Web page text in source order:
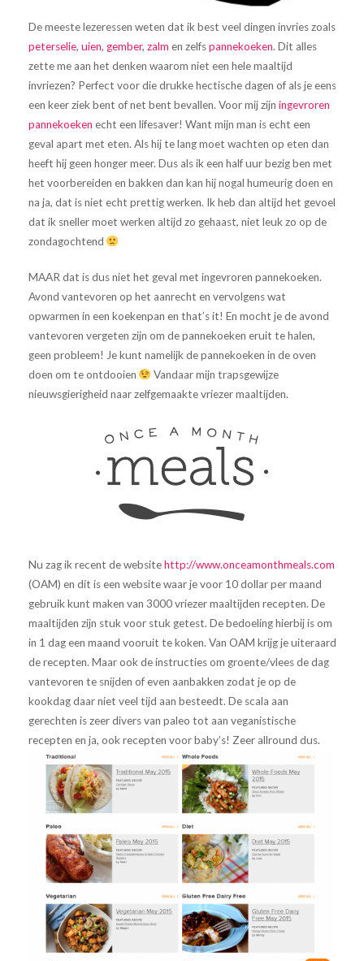
De meeste lezeressen weten dat ik best veel dingen invries zoals
peterselie, uien, gember, zalm en zelfspannekoeken. Dit alles
zette me aan het denken waarom niet een hele maaltijd
invriezen? Perfect voor die drukke hectische dagen of als je eens
een keer ziek bent of net bent bevallen. Voor mij zijn ingevroren
pannekoeken echt een lifesaver! Want mijn man is echt een
geval apart met eten. Als hij te lang moet wachten op eten dan
heeft hij geen honger meer. Dus als ik een half uur bezig ben met
het voorbereiden en bakken dan kan hij nogal humeurig doen en
na ja, dat is niet echt prettig werken. Ik heb dan altijd het gevoel
dat ik sneller moet werken altijd zo gehaast, niet leuk zo op de
zondagochtend
MAAR dat is dus niet het geval met ingevroren pannekoeken.
Avond vantevoren op het aanrecht en vervolgens wat
opwarmen in een koekenpan en that’s it! En mocht je de avond
vantevoren vergeten zijn om de pannekoeken eruit te halen,
geen probleem! Je kunt namelijk de pannekoeken in de oven
doen om te ontdooien
Vandaar mijn trapsgewijze
nieuwsgierigheid naar zelfgemaakte vriezer maaltijden.
Nu zag ik recent de websitehttp://www.onceamonthmeals.com
(OAM) en dit is een website waar je voor 10 dollar per maand
gebruik kunt maken van 3000 vriezer maaltijden recepten. De
maaltijden zijn stuk voor stuk getest. De bedoeling hierbij is om
in 1 dag een maand vooruit te koken. Van OAM krijg je uiteraard
de recepten. Maar ook de instructies om groente/vlees de dag
vantevoren te snijden of even aanbakken zodat je op de
kookdag daar niet veel tijd aan besteedt. De scala aan
gerechten is zeer divers van paleo tot aan veganistische
recepten en ja, ook recepten voor baby’s! Zeer allround dus.